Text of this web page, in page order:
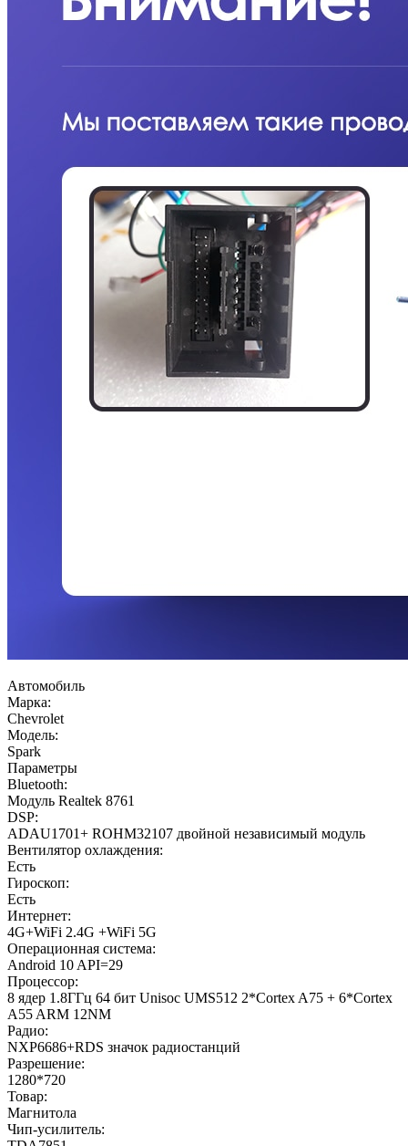
Автомобиль
Марка:
Chevrolet
Модель:
Spark
Параметры
Bluetooth:
Модуль Realtek 8761
DSP:
ADAU1701+ ROHM32107 двойной независимый модуль
Вентилятор охлаждения:
Есть
Гироскоп:
Есть
Интернет:
4G+WiFi 2.4G +WiFi 5G
Операционная система:
Android 10 API=29
Процессор:
8 ядер 1.8ГГц 64 бит Unisoc UMS512 2*Cortex A75 + 6*Cortex
A55 ARM 12NM
Радио:
NXP6686+RDS значок радиостанций
Разрешение:
1280*720
Товар:
Магнитола
Чип-усилитель: